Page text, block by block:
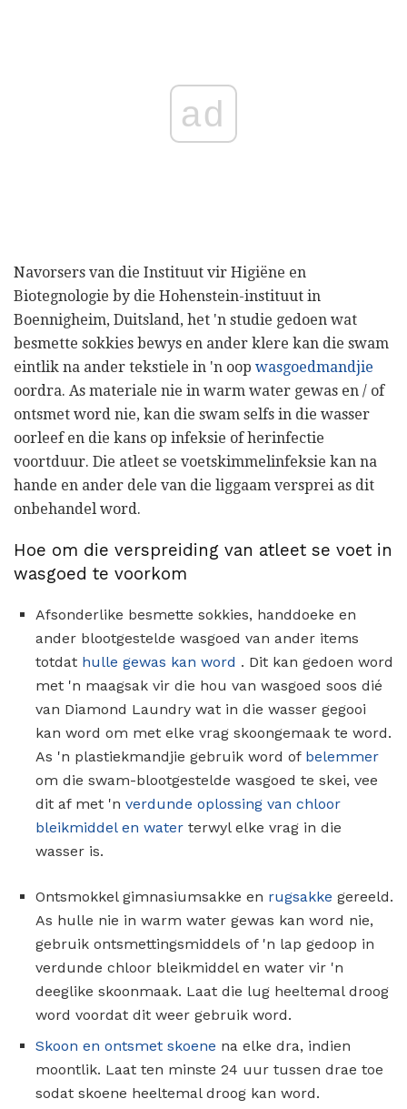
ad
Navorsers van die Instituut vir Higiëne en
Biotegnologie by die Hohenstein-instituut in
Boennigheim, Duitsland, het 'n studie gedoen wat
besmette sokkies bewys en ander klere kan die swam
eintlik na ander tekstiele in 'n oop wasgoedmandjie
oordra. As materiale nie in warm water gewas en / of
ontsmet word nie, kan die swam selfs in die wasser
oorleef en die kans op infeksie of herinfectie
voortduur. Die atleet se voetskimmelinfeksie kan na
hande en ander dele van die liggaam versprei as dit
onbehandel word.
Hoe om die verspreiding van atleet se voet in
wasgoed te voorkom
Afsonderlike besmette sokkies, handdoeke en
ander blootgestelde wasgoed van ander items
totdat hulle gewas kan word . Dit kan gedoen word
met 'n maagsak vir die hou van wasgoed soos dié
van Diamond Laundry wat in die wasser gegooi
kan word om met elke vrag skoongemaak te word.
As 'n plastiekmandjie gebruik word of belemmer
om die swam-blootgestelde wasgoed te skei, vee
dit af met 'n verdunde oplossing van chloor
bleikmiddel en water terwyl elke vrag in die
wasser is.
Ontsmokkel gimnasiumsakke en rugsakke gereeld.
As hulle nie in warm water gewas kan word nie,
gebruik ontsmettingsmiddels of 'n lap gedoop in
verdunde chloor bleikmiddel en water vir 'n
deeglike skoonmaak. Laat die lug heeltemal droog
word voordat dit weer gebruik word.
Skoon en ontsmet skoene na elke dra, indien
moontlik. Laat ten minste 24 uur tussen drae toe
sodat skoene heeltemal droog kan word.